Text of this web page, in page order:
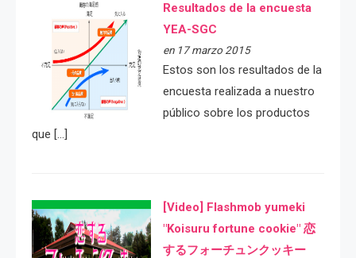
Resultados de la encuesta
YEA-SGC
en 17 marzo 2015
Estos son los resultados de la
encuesta realizada a nuestro
público sobre los productos
que […]
[Video] Flashmob yumeki
"Koisuru fortune cookie" 恋
するフォーチュンクッキー